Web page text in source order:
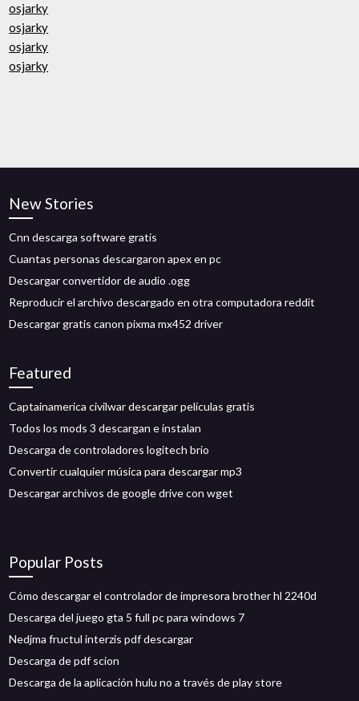
osjarky
osjarky
osjarky
osjarky
New Stories
Cnn descarga software gratis
Cuantas personas descargaron apex en pc
Descargar convertidor de audio .ogg
Reproducir el archivo descargado en otra computadora reddit
Descargar gratis canon pixma mx452 driver
Featured
Captainamerica civilwar descargar películas gratis
Todos los mods 3 descargan e instalan
Descarga de controladores logitech brio
Convertir cualquier música para descargar mp3
Descargar archivos de google drive con wget
Popular Posts
Cómo descargar el controlador de impresora brother hl 2240d
Descarga del juego gta 5 full pc para windows 7
Nedjma fructul interzis pdf descargar
Descarga de pdf scion
Descarga de la aplicación hulu no a través de play store